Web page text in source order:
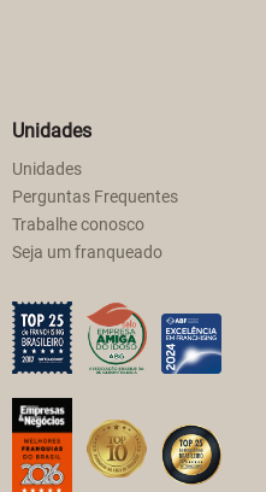
Unidades
Unidades
Perguntas Frequentes
Trabalhe conosco
Seja um franqueado